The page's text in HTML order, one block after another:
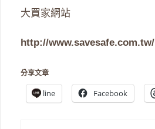
大買家網站
http://www.savesafe.com.tw/
分享文章
line Facebook